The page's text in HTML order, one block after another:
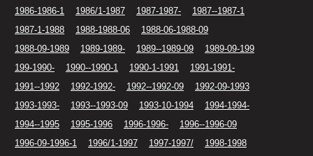
1986-1986-1
1986/1-1987 1987-1987-
1987--1987-1
1987-1-1988
1988-1988-06
1988-06-1988-09
1988-09-1989
1989-1989- 1989--1989-09
1989-09-199
199-1990-
1990--1990-1 1990-1-1991
1991-1991-
1991--1992
1992-1992- 1992--1992-09
1992-09-1993
1993-1993-
1993--1993-09 1993-10-1994
1994-1994-
1994--1995
1995-1996 1996-1996-
1996--1996-09
1996-09-1996-1
1996/1-1997 1997-1997/
1998-1998